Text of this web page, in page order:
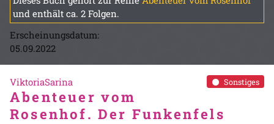
und enthält ca. 2 Folgen.
Erscheinungsdatum:
05.09.2022
Sonstiges
ViktoriaSarina
Abenteuer vom
Rosenhof. Der Funkenfels